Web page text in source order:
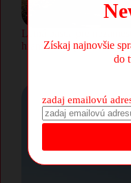
Letná pasca pre
hranice a neprísť o
Získaj najnovšie
do
zadaj emailovú